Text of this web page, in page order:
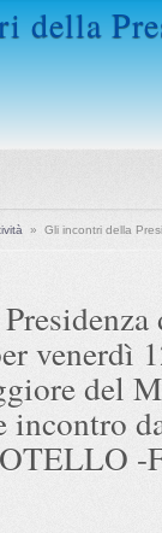
della
» Gli incontri della
venerdì
del
incontro